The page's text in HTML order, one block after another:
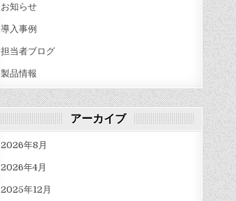
お知らせ
導入事例
担当者ブログ
製品情報
アーカイブ
2026年8月
2026年4月
2025年12月